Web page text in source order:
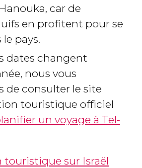
car de
en profitent pour se
pays.
dates changent
nous vous
de consulter le site
touristique officiel
un voyage à Tel-
sur Israël